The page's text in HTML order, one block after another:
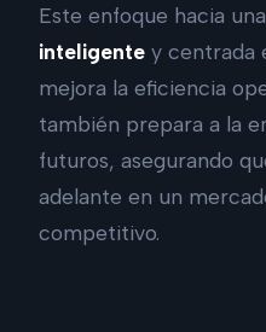
Este enfoque hacia una
inteligente y centrada
mejora la eficiencia
también prepara a la
futuros, asegurando
adelante en un
competitivo.